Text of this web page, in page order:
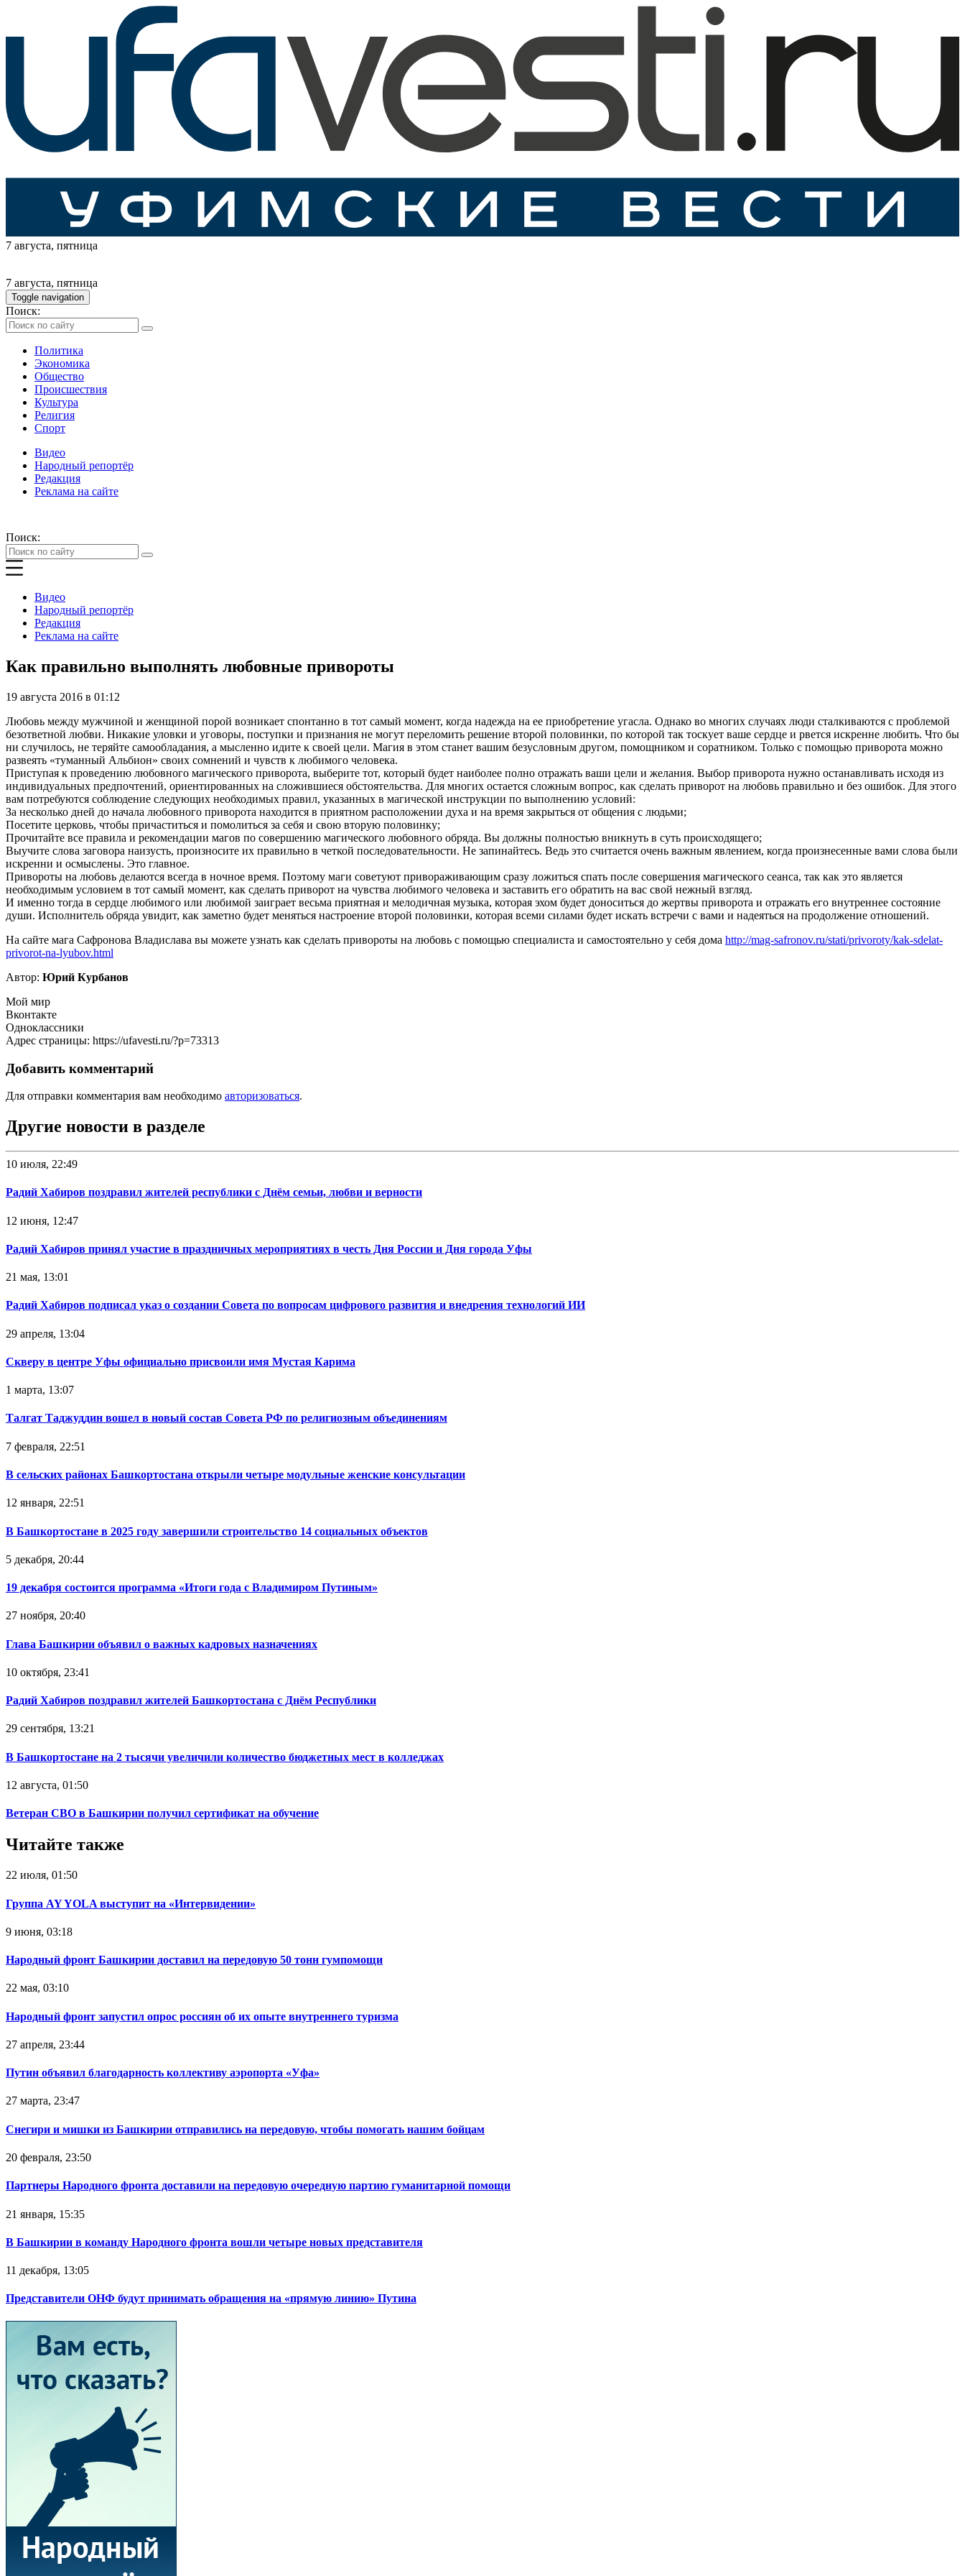
7 августа, пятница
7 августа, пятница
Toggle navigation
Поиск:
Политика
Экономика
Общество
Происшествия
Культура
Религия
Спорт
Видео
Народный репортёр
Редакция
Реклама на сайте
Поиск:
Видео
Народный репортёр
Редакция
Реклама на сайте
Как правильно выполнять любовные привороты
19 августа 2016 в 01:12
Любовь между мужчиной и женщиной порой возникает спонтанно в тот самый момент, когда надежда на ее приобретение угасла. Однако во многих случаях люди сталкиваются с проблемой
безответной любви. Никакие уловки и уговоры, поступки и признания не могут переломить решение второй половинки, по которой так тоскует ваше сердце и рвется искренне любить. Что бы
ни случилось, не теряйте самообладания, а мысленно идите к своей цели. Магия в этом станет вашим безусловным другом, помощником и соратником. Только с помощью приворота можно
развеять «туманный Альбион» своих сомнений и чувств к любимого человека.
Приступая к проведению любовного магического приворота, выберите тот, который будет наиболее полно отражать ваши цели и желания. Выбор приворота нужно останавливать исходя из
индивидуальных предпочтений, ориентированных на сложившиеся обстоятельства. Для многих остается сложным вопрос, как сделать приворот на любовь правильно и без ошибок. Для этого
вам потребуются соблюдение следующих необходимых правил, указанных в магической инструкции по выполнению условий:
За несколько дней до начала любовного приворота находится в приятном расположении духа и на время закрыться от общения с людьми;
Посетите церковь, чтобы причаститься и помолиться за себя и свою вторую половинку;
Прочитайте все правила и рекомендации магов по совершению магического любовного обряда. Вы должны полностью вникнуть в суть происходящего;
Выучите слова заговора наизусть, произносите их правильно в четкой последовательности. Не запинайтесь. Ведь это считается очень важным явлением, когда произнесенные вами слова были
искренни и осмыслены. Это главное.
Привороты на любовь делаются всегда в ночное время. Поэтому маги советуют привораживающим сразу ложиться спать после совершения магического сеанса, так как это является
необходимым условием в тот самый момент, как сделать приворот на чувства любимого человека и заставить его обратить на вас свой нежный взгляд.
И именно тогда в сердце любимого или любимой заиграет весьма приятная и мелодичная музыка, которая эхом будет доноситься до жертвы приворота и отражать его внутреннее состояние
души. Исполнитель обряда увидит, как заметно будет меняться настроение второй половинки, которая всеми силами будет искать встречи с вами и надеяться на продолжение отношений.
На сайте мага Сафронова Владислава вы можете узнать как сделать привороты на любовь с помощью специалиста и самостоятельно у себя дома http://mag-safronov.ru/stati/privoroty/kak-sdelat-
privorot-na-lyubov.html
Автор: Юрий Курбанов
Мой мир
Вконтакте
Одноклассники
Адрес страницы: https://ufavesti.ru/?p=73313
Добавить комментарий
Для отправки комментария вам необходимо авторизоваться.
Другие новости в разделе
10 июля, 22:49
Радий Хабиров поздравил жителей республики с Днём семьи, любви и верности
12 июня, 12:47
Радий Хабиров принял участие в праздничных мероприятиях в честь Дня России и Дня города Уфы
21 мая, 13:01
Радий Хабиров подписал указ о создании Совета по вопросам цифрового развития и внедрения технологий ИИ
29 апреля, 13:04
Скверу в центре Уфы официально присвоили имя Мустая Карима
1 марта, 13:07
Талгат Таджуддин вошел в новый состав Совета РФ по религиозным объединениям
7 февраля, 22:51
В сельских районах Башкортостана открыли четыре модульные женские консультации
12 января, 22:51
В Башкортостане в 2025 году завершили строительство 14 социальных объектов
5 декабря, 20:44
19 декабря состоится программа «Итоги года с Владимиром Путиным»
27 ноября, 20:40
Глава Башкирии объявил о важных кадровых назначениях
10 октября, 23:41
Радий Хабиров поздравил жителей Башкортостана с Днём Республики
29 сентября, 13:21
В Башкортостане на 2 тысячи увеличили количество бюджетных мест в колледжах
12 августа, 01:50
Ветеран СВО в Башкирии получил сертификат на обучение
Читайте также
22 июля, 01:50
Группа AY YOLA выступит на «Интервидении»
9 июня, 03:18
Народный фронт Башкирии доставил на передовую 50 тонн гумпомощи
22 мая, 03:10
Народный фронт запустил опрос россиян об их опыте внутреннего туризма
27 апреля, 23:44
Путин объявил благодарность коллективу аэропорта «Уфа»
27 марта, 23:47
Снегири и мишки из Башкирии отправились на передовую, чтобы помогать нашим бойцам
20 февраля, 23:50
Партнеры Народного фронта доставили на передовую очередную партию гуманитарной помощи
21 января, 15:35
В Башкирии в команду Народного фронта вошли четыре новых представителя
11 декабря, 13:05
Представители ОНФ будут принимать обращения на «прямую линию» Путина